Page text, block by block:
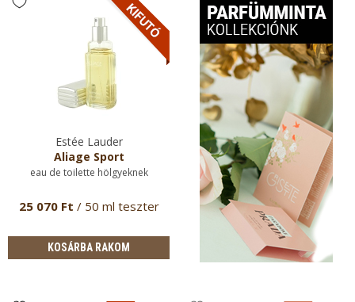
Estée Lauder
Aliage Sport
eau de toilette hölgyeknek
25 070 Ft / 50 ml teszter
KOSÁRBA RAKOM